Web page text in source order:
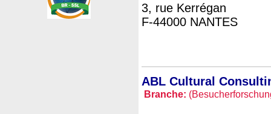
3, rue Kerrégan
F-44000 NANTES
ABL Cultural
Branche: